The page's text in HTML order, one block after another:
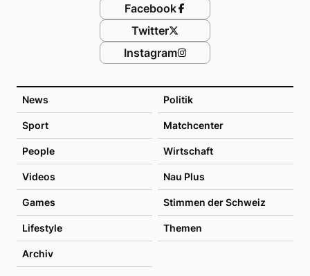
News Politik
Sport Matchcenter
People Wirtschaft
Videos Nau Plus
Games Stimmen der Schweiz
Lifestyle Themen
Archiv
Facebook
Twitter
Instagram